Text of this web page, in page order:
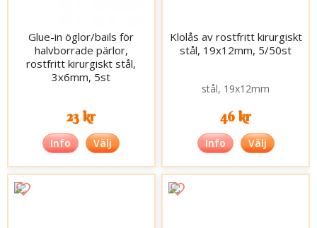
Glue-in öglor/bails för
halvborrade pärlor,
rostfritt kirurgiskt stål,
3x6mm, 5st
23 kr
Info Välj
Klolås av rostfritt kirurgiskt
stål, 19x12mm, 5/50st
46 kr
Info Välj